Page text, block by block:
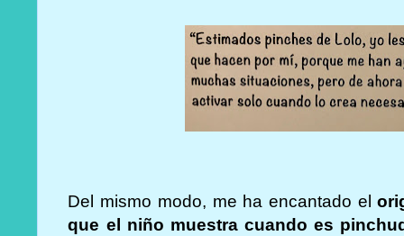
Del mismo modo, me ha encantado el
que el niño muestra cuando es